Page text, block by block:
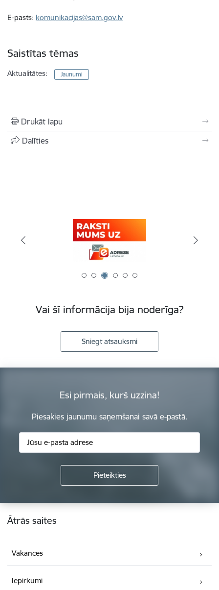
E-pasts: komunikacijas@sam.gov.lv
Saistītas tēmas
Aktualitātes: Jaunumi
Drukāt lapu
Dalīties
Vai šī informācija bija noderīga?
Sniegt atsauksmi
Esi pirmais, kurš uzzina!
Piesakies jaunumu saņemšanai savā e-pastā.
Kājene
Ātrās saites
Vakances
Iepirkumi